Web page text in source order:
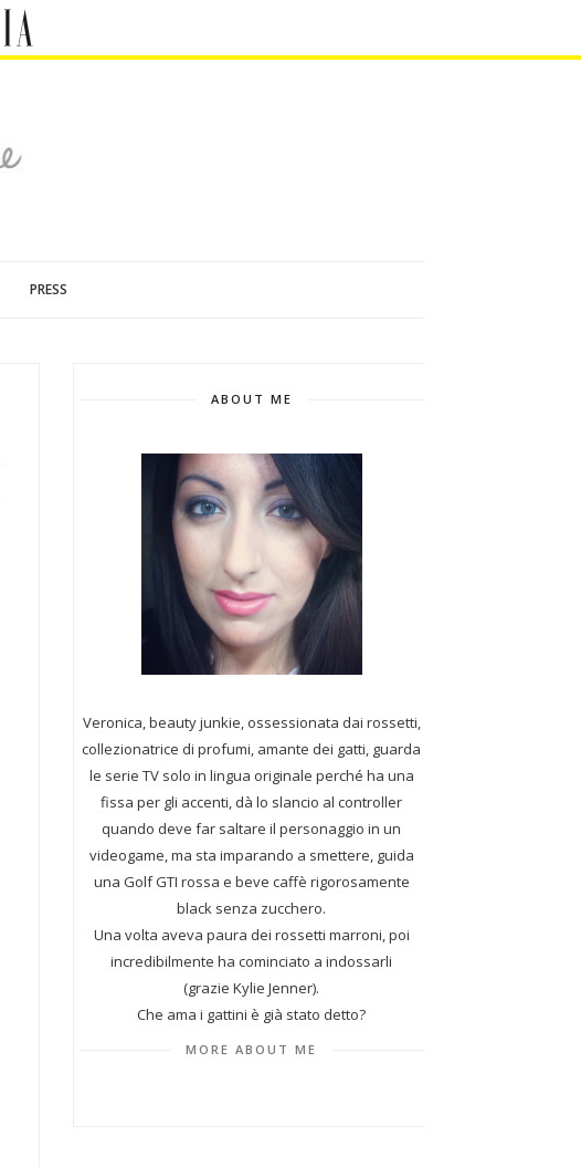
PRESS
ABOUT ME
Veronica, beauty junkie, ossessionata dai rossetti,
collezionatrice di profumi, amante dei gatti, guarda
le serie TV solo in lingua originale perché ha una
fissa per gli accenti, dà lo slancio al controller
quando deve far saltare il personaggio in un
videogame, ma sta imparando a smettere, guida
una Golf GTI rossa e beve caffè rigorosamente
black senza zucchero.
Una volta aveva paura dei rossetti marroni, poi
incredibilmente ha cominciato a indossarli
(grazie Kylie Jenner).
Che ama i gattini è già stato detto?
MORE ABOUT ME